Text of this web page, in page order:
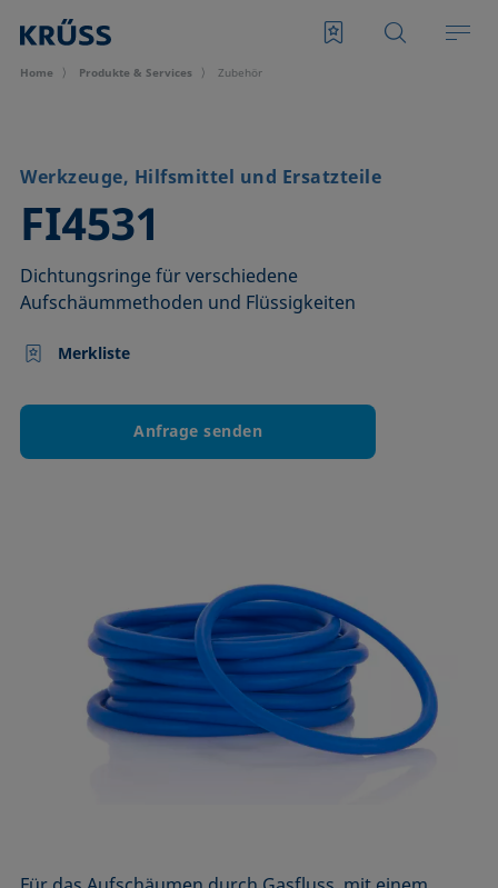
Home Produkte & Services Zubehör
Werkzeuge, Hilfsmittel und Ersatzteile
FI4531
–
Dichtungsringe für verschiedene
Aufschäummethoden und Flüssigkeiten
Merkliste
Anfrage senden